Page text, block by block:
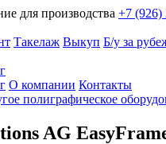
для производства +7 (926)
Такелаж Выкуп Б/у за
О компании Контакты
полиграфическое
AG